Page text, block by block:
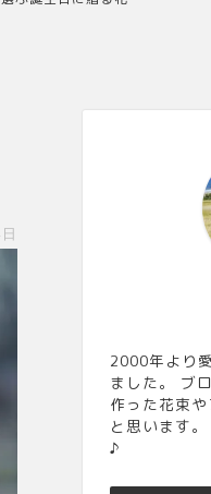
2000年より
ました。 ブ
作った花束
と思います
♪